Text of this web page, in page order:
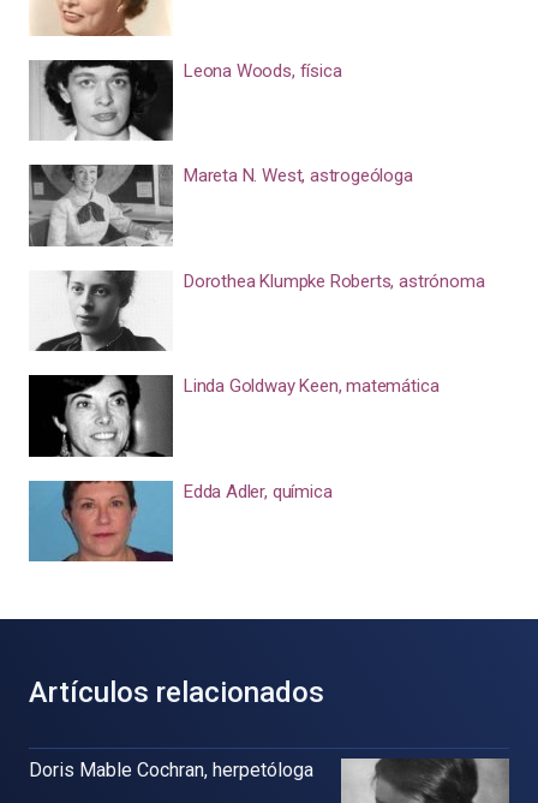
Leona Woods, física
Mareta N. West, astrogeóloga
Dorothea Klumpke Roberts, astrónoma
Linda Goldway Keen, matemática
Edda Adler, química
Artículos relacionados
Doris Mable Cochran, herpetóloga